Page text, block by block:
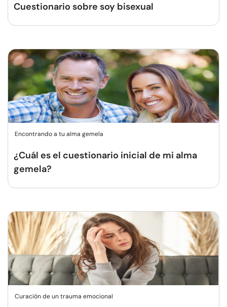
Cuestionario sobre soy bisexual
Encontrando a tu alma gemela
¿Cuál es el cuestionario inicial de mi alma
gemela?
Curación de un trauma emocional